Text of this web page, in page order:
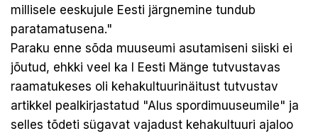
millisele eeskujule Eesti järgnemine tundub
paratamatusena."
Paraku enne sõda muuseumi asutamiseni siiski ei
jõutud, ehkki veel ka I Eesti Mänge tutvustavas
raamatukeses oli kehakultuurinäitust tutvustav
artikkel pealkirjastatud "Alus spordimuuseumile" ja
selles tõdeti sügavat vajadust kehakultuuri ajaloo